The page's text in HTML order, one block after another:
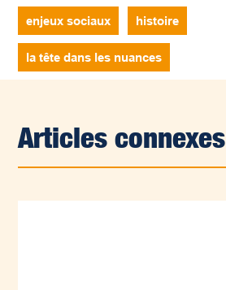
enjeux sociaux histoire
la tête dans les nuances
Articles connexes